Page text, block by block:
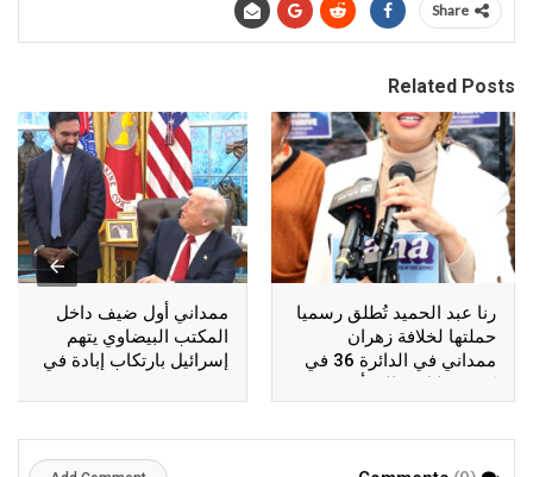
Share
Related Posts
رنا عبد الحميد تُطلق رسميا
حملتها لخلافة زهران
ممداني في الدائرة 36 في
كوينز خلال فعالية أقيمت
بأستوريا
ممداني أول ضيف داخل
المكتب البيضاوي يتهم
إسرائيل بارتكاب إبادة في